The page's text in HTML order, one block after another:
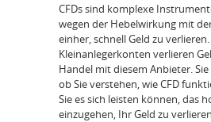
CFDs sind komplexe
wegen der Hebelwirkung mit
einher, schnell Geld zu
Kleinanlegerkonten verlieren
Handel mit diesem Anbieter.
ob Sie verstehen, wie CFD
Sie es sich leisten können, das
einzugehen, Ihr Geld zu